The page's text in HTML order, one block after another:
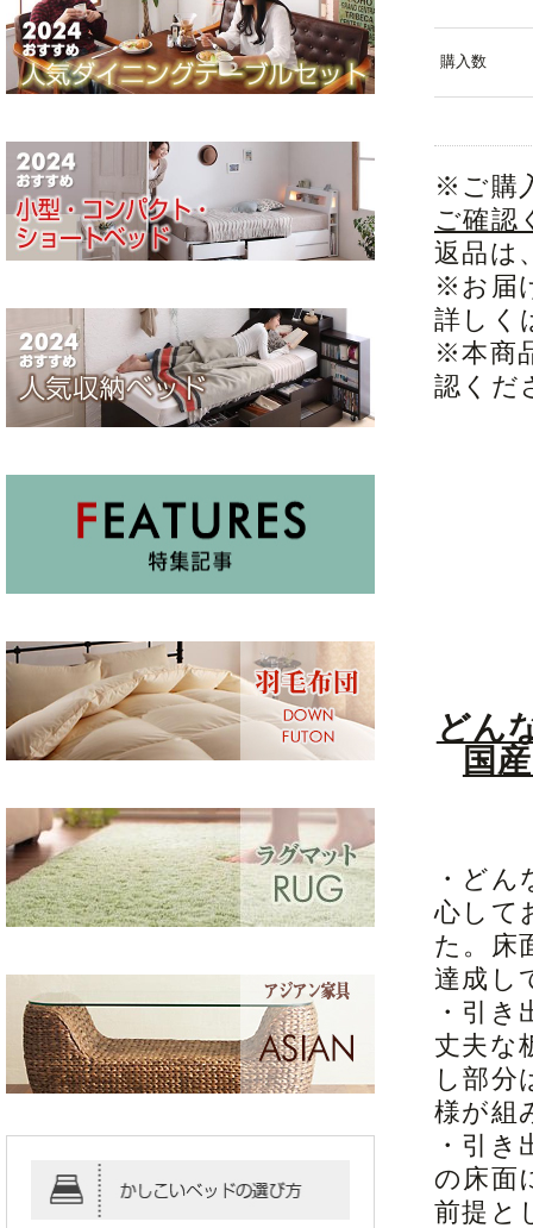
購入数
※ご購
ご確認
返品は
※お届
詳しく
※本商
認くだ
どん
国
・ど
心して
た。床
達成し
・引
丈夫な
し部分
様が組
・引
の床面
前提と